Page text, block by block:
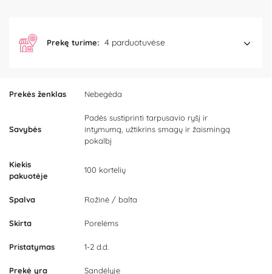
Prekės ženklas Nebegėda
Savybės
Padės sustiprinti tarpusavio ryšį ir
intymumą, užtikrins smagų ir žaismingą
pokalbį
Kiekis
pakuotėje
100 kortelių
Spalva Rožinė / balta
Skirta Porelėms
Pristatymas 1-2 d.d.
Prekė yra Sandėlyje
Prekę turime: 4 parduotuvėse